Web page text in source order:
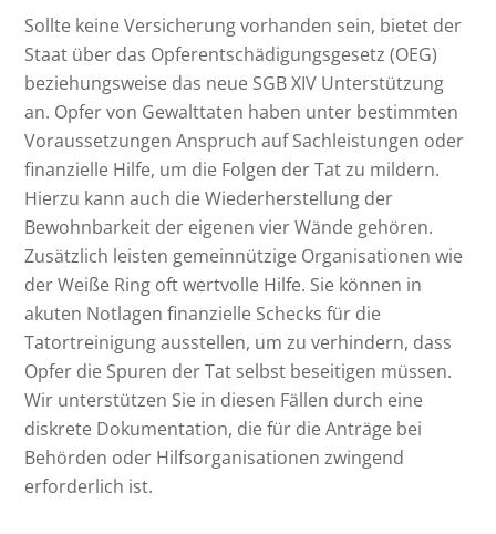
Sollte keine Versicherung vorhanden sein, bietet der
Staat über das Opferentschädigungsgesetz (OEG)
beziehungsweise das neue SGB XIV Unterstützung
an. Opfer von Gewalttaten haben unter bestimmten
Voraussetzungen Anspruch auf Sachleistungen oder
finanzielle Hilfe, um die Folgen der Tat zu mildern.
Hierzu kann auch die Wiederherstellung der
Bewohnbarkeit der eigenen vier Wände gehören.
Zusätzlich leisten gemeinnützige Organisationen wie
der Weiße Ring oft wertvolle Hilfe. Sie können in
akuten Notlagen finanzielle Schecks für die
Tatortreinigung ausstellen, um zu verhindern, dass
Opfer die Spuren der Tat selbst beseitigen müssen.
Wir unterstützen Sie in diesen Fällen durch eine
diskrete Dokumentation, die für die Anträge bei
Behörden oder Hilfsorganisationen zwingend
erforderlich ist.